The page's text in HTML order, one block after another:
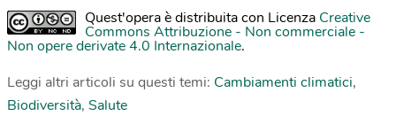
Quest'opera è distribuita con Licenza Creative
Commons Attribuzione - Non commerciale -
Non opere derivate 4.0 Internazionale.
Leggi altri articoli su questi temi: Cambiamenti climatici,
Biodiversità, Salute